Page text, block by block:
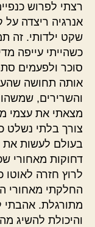
רצתי לפרוש
אנרגיה ריצדה
שקט ילדותי. זה
כשהייתי עייפה
סוכר ולפעמים
אותה תחושה
והשרירים,
מצאתי את עצמי
צורך בלתי נשלט
בעולם לעשות את
דחוקות מאחורי
לרוץ חזרה לאוטו
החלקתי מאחורי
מתורגלת. אהבתי
והיכולת להשיג